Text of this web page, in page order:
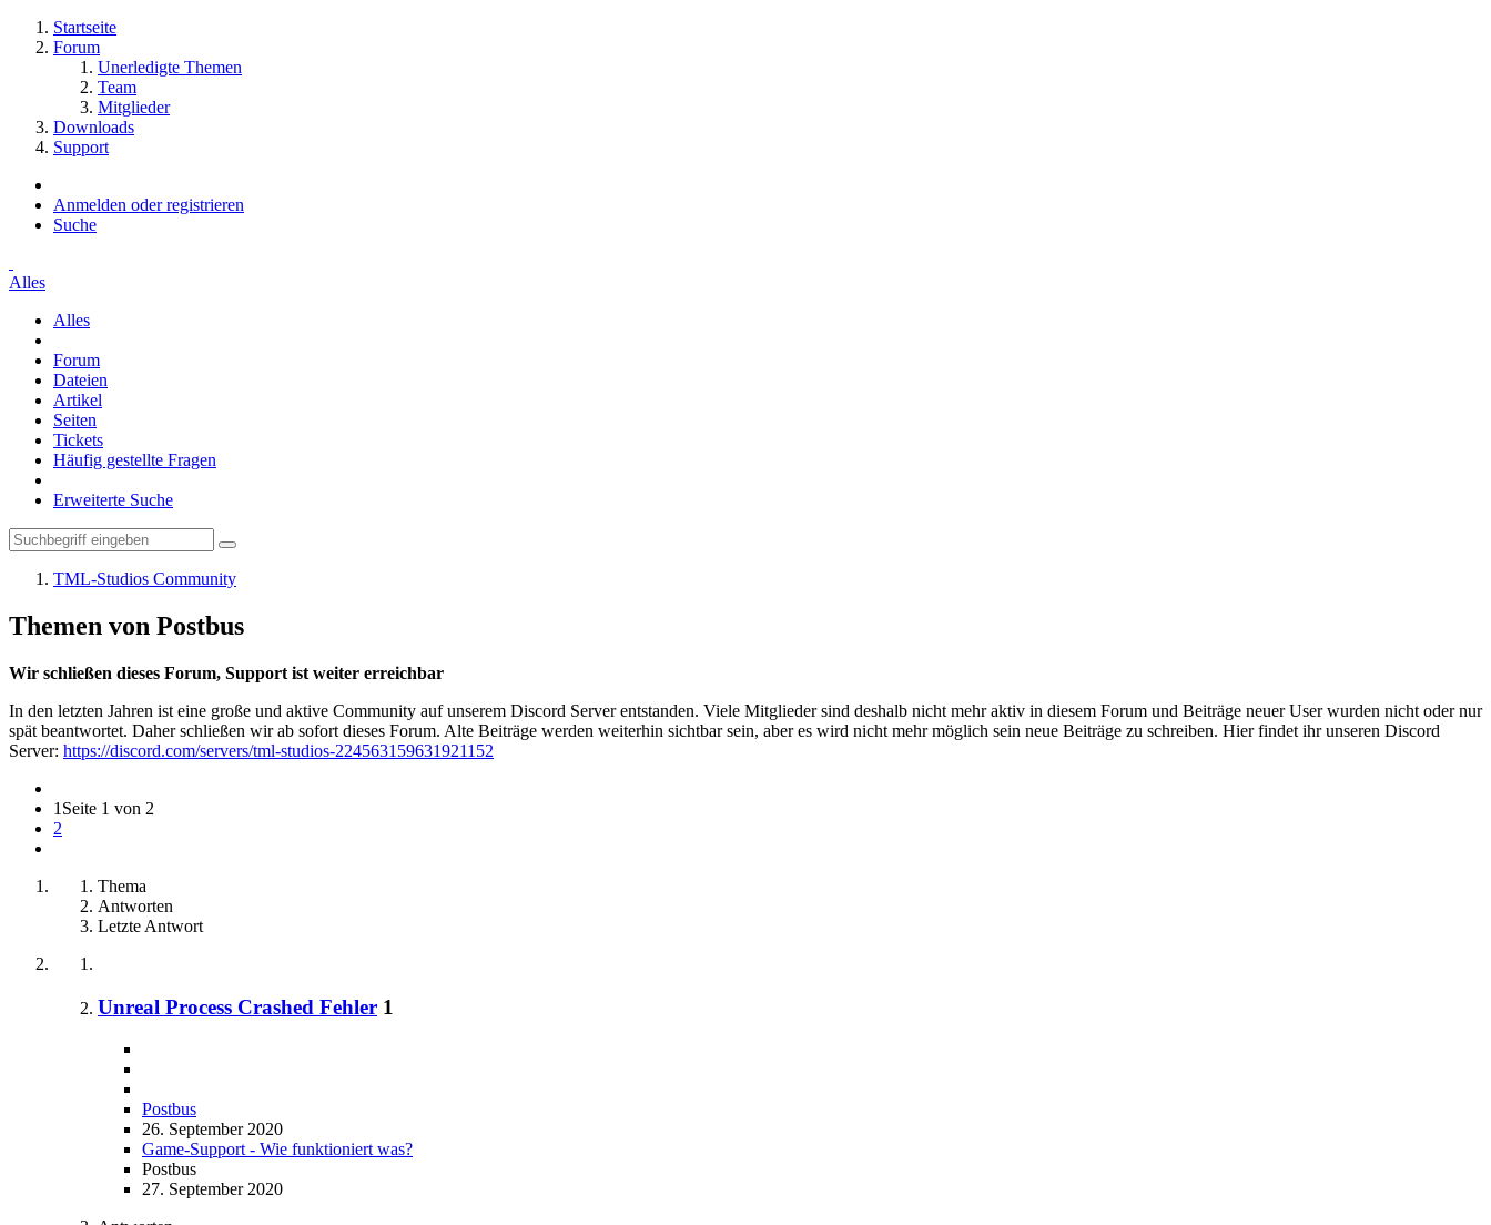
Startseite
Forum
Unerledigte Themen
Team
Mitglieder
Downloads
Support
Anmelden oder registrieren
Suche
Alles
Alles
Forum
Dateien
Artikel
Seiten
Tickets
Häufig gestellte Fragen
Erweiterte Suche
TML-Studios Community
Themen von Postbus
Wir schließen dieses Forum, Support ist weiter erreichbar
In den letzten Jahren ist eine große und aktive Community auf unserem Discord Server entstanden. Viele Mitglieder sind deshalb nicht mehr aktiv in diesem Forum und Beiträge neuer User wurden nicht oder nur
spät beantwortet. Daher schließen wir ab sofort dieses Forum. Alte Beiträge werden weiterhin sichtbar sein, aber es wird nicht mehr möglich sein neue Beiträge zu schreiben. Hier findet ihr unseren Discord
Server: https://discord.com/servers/tml-studios-224563159631921152
1 Seite 1 von 2
2
Thema
Antworten
Letzte Antwort
Unreal Process Crashed Fehler 1
Postbus
26. September 2020
Game-Support - Wie funktioniert was?
Postbus
27. September 2020